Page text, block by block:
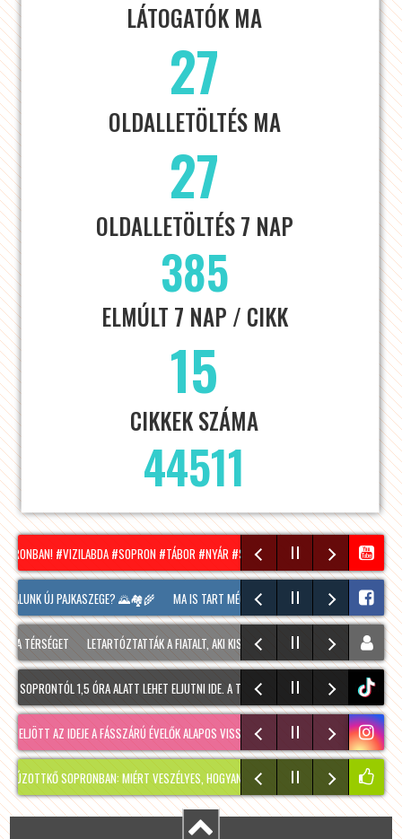
LÁTOGATÓK MA
27
OLDALLETÖLTÉS MA
27
OLDALLETÖLTÉS 7 NAP
385
ELMÚLT 7 NAP / CIKK
15
CIKKEK SZÁMA
44511
#VIZILABDA #SOPRON #TÁBOR #NYÁR #SUMMER HÍRADÓ – 2026.08.05. –
ÚJ PAJKASZEGE? 🌄🏘️🌾 MA IS TART MÉG A SOPRONI BORÜNNEP, 20
LETARTÓZTATTÁK A FIATALT, AKI KIS HÍJÁN MEGÖLT EGY 28 ÉVES FÉRFIT
1,5 ÓRA ALATT LEHET ELJUTNI IDE. A TÚRA A PREINER GSCHEID PARKOLÓBÓL
tiktok
AZ IDEJE A FÁSSZÁRÚ ÉVELŐK ALAPOS VISSZAVÁ… RÉGMÚLT KIRAKATA, AMÉLIE
SOPRONBAN: MIÉRT VESZÉLYES, HOGYAN KERÜLHETETT IDE, ÉS MIKOR SZABADUL